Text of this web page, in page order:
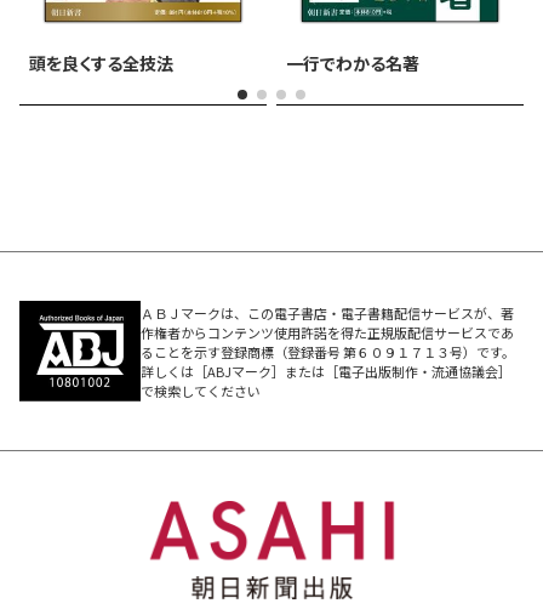
頭を良くする全技法 一行でわかる名著
ＡＢＪマークは、この電子書店・電子書籍配信サービスが、著
作権者からコンテンツ使用許諾を得た正規版配信サービスであ
ることを示す登録商標（登録番号 第６０９１７１３号）です。
詳しくは［ABJマーク］または［電子出版制作・流通協議会］
で検索してください